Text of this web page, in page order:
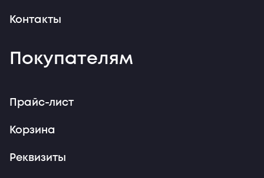
Контакты
Покупателям
Прайс-лист
Корзина
Реквизиты